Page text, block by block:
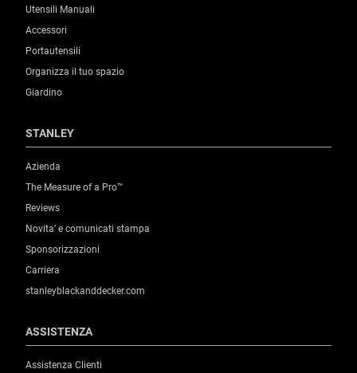
Utensili Manuali
Accessori
Portautensili
Organizza il tuo spazio
Giardino
STANLEY
Azienda
The Measure of a Pro™
Reviews
Novita’ e comunicati stampa
Sponsorizzazioni
Carriera
stanleyblackanddecker.com
ASSISTENZA
Assistenza Clienti